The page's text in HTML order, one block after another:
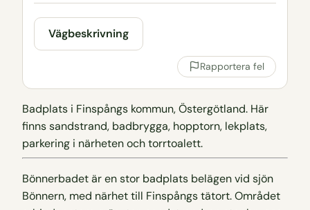
Vägbeskrivning
Rapportera fel
Badplats i Finspångs kommun, Östergötland. Här
finns sandstrand, badbrygga, hopptorn, lekplats,
parkering i närheten och torrtoalett.
Bönnerbadet är en stor badplats belägen vid sjön
Bönnern, med närhet till Finspångs tätort. Området